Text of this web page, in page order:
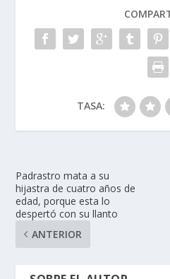
TASA:
Padrastro mata a su
hijastra de cuatro años de
edad, porque esta lo
despertó con su llanto
ANTERIOR